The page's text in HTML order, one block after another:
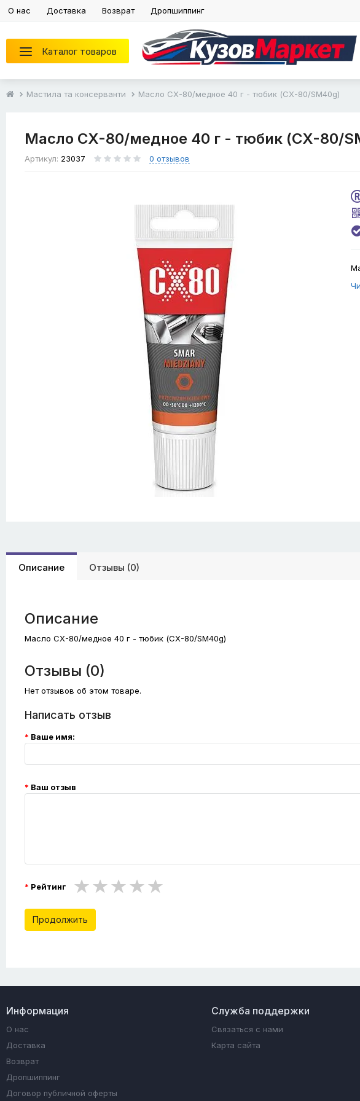
О нас Доставка Возврат Дропшиппинг
Каталог товаров
Мастила та консерванти Масло CX-80/медное 40 г - тюбик (CX-80/SM40g)
Масло CX-80/медное 40 г - тюбик (CX-80/
Артикул: 23037 0 отзывов
Описание Отзывы (0)
Описание
Масло CX-80/медное 40 г - тюбик (CX-80/SM40g)
Отзывы (0)
Нет отзывов об этом товаре.
Написать отзыв
Ваше имя:
Ваш отзыв
Рейтинг
Продолжить
Информация
О нас
Доставка
Возврат
Дропшиппинг
Договор публичной оферты
Служба поддержки
Связаться с нами
Карта сайта